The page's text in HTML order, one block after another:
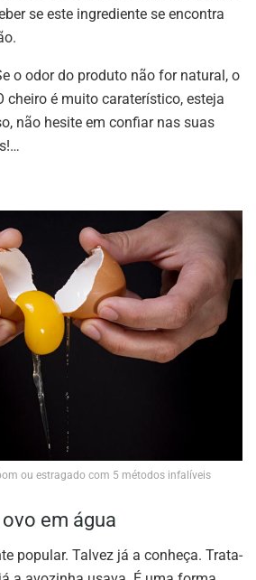
se este ingrediente se encontra
o odor do produto não for natural, o
cheiro é muito caraterístico, esteja
não hesite em confiar nas suas
ou estragado com 5 métodos infalíveis
em água
popular. Talvez já a conheça. Trata-